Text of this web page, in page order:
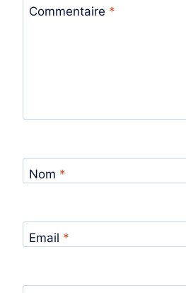
Commentaire *
Nom *
Email *